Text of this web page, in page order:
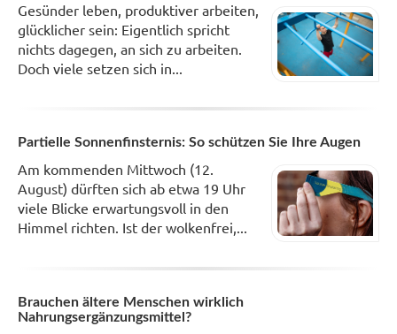
Gesünder leben, produktiver arbeiten,
glücklicher sein: Eigentlich spricht
nichts dagegen, an sich zu arbeiten.
Doch viele setzen sich in...
Partielle Sonnenfinsternis: So schützen Sie Ihre Augen
Am kommenden Mittwoch (12.
August) dürften sich ab etwa 19 Uhr
viele Blicke erwartungsvoll in den
Himmel richten. Ist der wolkenfrei,...
Brauchen ältere Menschen wirklich
Nahrungsergänzungsmittel?